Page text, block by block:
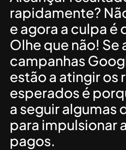
rapidamente?
e agora a culpa é
Olhe que não! Se
campanhas
estão a atingir os
esperados é
a seguir algumas
para impulsionar
pagos.